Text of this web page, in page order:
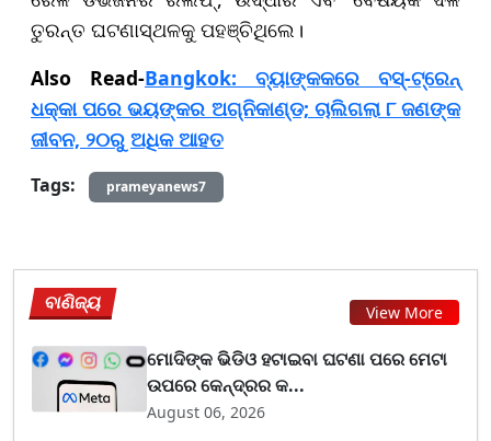
ତୁରନ୍ତ ଘଟଣାସ୍ଥଳକୁ ପହଞ୍ଚିଥିଲେ।
Also Read-Bangkok: ବ୍ୟାଙ୍କକରେ ବସ୍-ଟ୍ରେନ୍
ଧକ୍କା ପରେ ଭୟଙ୍କର ଅଗ୍ନିକାଣ୍ଡ; ଚାଲିଗଲା ୮ ଜଣଙ୍କ
ଜୀବନ, ୨୦ରୁ ଅଧିକ ଆହତ
Tags: prameyanews7
ବାଣିଜ୍ୟ View More
ମୋଦିଙ୍କ ଭିଡିଓ ହଟାଇବା ଘଟଣା ପରେ ମେଟା
ଉପରେ କେନ୍ଦ୍ରର କ...
August 06, 2026